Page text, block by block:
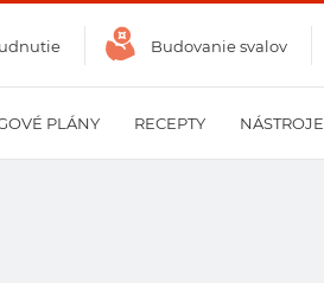
Budovanie svalov
PLÁNY RECEPTY NÁSTROJE